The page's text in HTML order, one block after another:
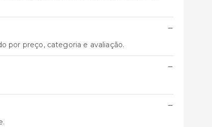
−
por preço, categoria e avaliação.
−
−